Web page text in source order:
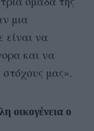
μια
είναι να
και να
μας».
οικογένεια ο